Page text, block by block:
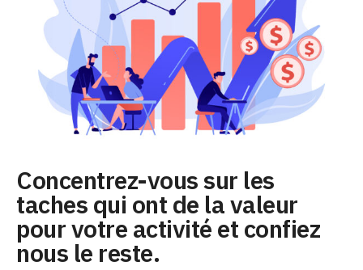
Concentrez-vous sur les
taches qui ont de la valeur
pour votre activité et confiez
nous le reste.